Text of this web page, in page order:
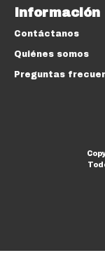
Información
Contáctanos
Quiénes somos
Preguntas